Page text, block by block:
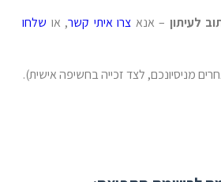
לעיתון – אנא צרו איתי קשר, או שלחו
מניסיונכם, לצד זכייה בחשיפה אישית).